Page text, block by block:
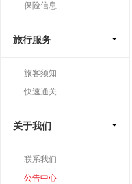
保险信息
旅行服务
旅客须知
快速通关
关于我们
联系我们
公告中心